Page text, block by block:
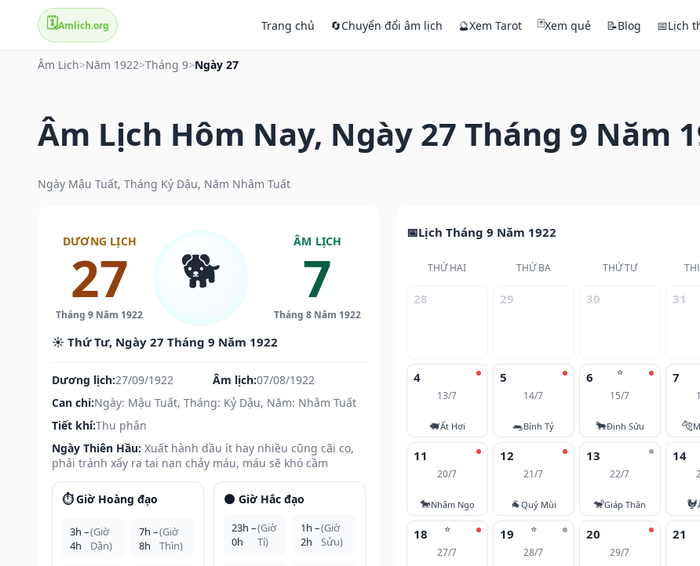
🗓️Amlich.org Trang chủ 🔄Chuyển đổi âm lịch 🔮Xem Tarot 🃏Xem quẻ 📝Blog 📅Lịch
Âm Lịch>Năm 1922>Tháng 9>Ngày 27
Âm Lịch Hôm Nay, Ngày 27 Tháng 9 Năm
Ngày Mậu Tuất, Tháng Kỷ Dậu, Năm Nhâm Tuất
DƯƠNG LỊCH
27
Tháng 9 Năm 1922
🐕 ÂM LỊCH
7
Tháng 8 Năm 1922
☀️ Thứ Tư, Ngày 27 Tháng 9 Năm 1922
Dương lịch:27/09/1922 Âm lịch:07/08/1922
Can chi:Ngày: Mậu Tuất, Tháng: Kỷ Dậu, Năm: Nhâm Tuất
Tiết khí:Thu phân
Ngày Thiên Hầu: Xuất hành dầu ít hay nhiều cũng cãi cọ,
phải tránh xẩy ra tai nạn chảy máu, máu sẽ khó cầm
⏱️ Giờ Hoàng đạo
3h –
4h
(Giờ
Dần)
7h –
8h
(Giờ
Thìn)
🌑 Giờ Hắc đạo
23h –
0h
(Giờ
Tí)
1h –
2h
(Giờ
Sửu)
Lịch Tháng 9 Năm 1922
THỨ HAI THỨ BA THỨ TƯ
28 29 30 31
4
13/7
🐖Ất Hợi
5
14/7
🐀Bính Tý
⭐
6
15/7
🐂Đinh Sửu
7
🐅
11
20/7
🐎Nhâm Ngọ
12
21/7
🐐Quý Mùi
13
22/7
🐒Giáp Thân
14
🐓
⭐
18
27/7
⭐
19
28/7
20
29/7
21